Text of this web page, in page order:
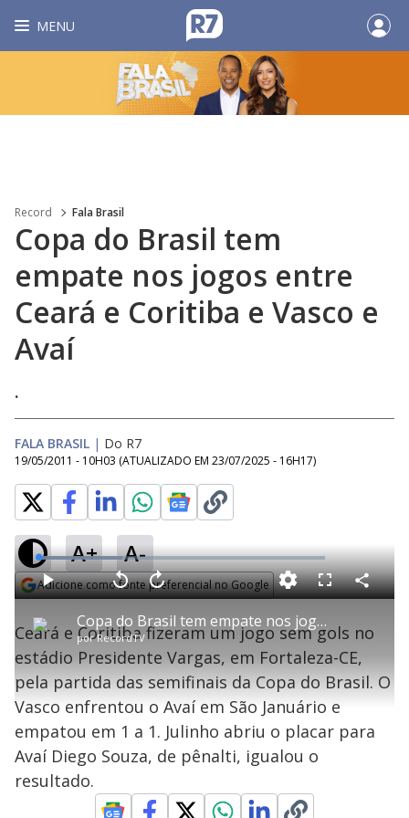
MENU
Record Fala Brasil
Copa do Brasil tem
empate nos jogos entre
Ceará e Coritiba e Vasco e
Avaí
.
FALA BRASIL | Do R7
19/05/2011 - 10H03 (ATUALIZADO EM 23/07/2025 - 16H17)
A+ A-
Adicione como fonte preferencial no Google
P
l
a
y
Copa do Brasil tem empate nos jogos entre Ceará e Coritiba e Vasco e Avaí
porRecordTV
P V
l
t
a
r
1
0
e
g
n
d
o
s
A
n
ç
a
1
s
e
u
n
d
s
L
o
a
d
e
:
2
9
.
2
1
F
l
s
c
e
n
C
o
a
r
h
Ceará e Coritiba fizeram um jogo sem gols no
estádio Presidente Vargas, em Fortaleza-CE,
pela partida das semifinais da Copa do Brasil. O
Vasco enfrentou o Avaí em São Januário e
empatou em 1 a 1. Julinho abriu o placar para
Avaí Diego Souza, de pênalti, igualou o
resultado.